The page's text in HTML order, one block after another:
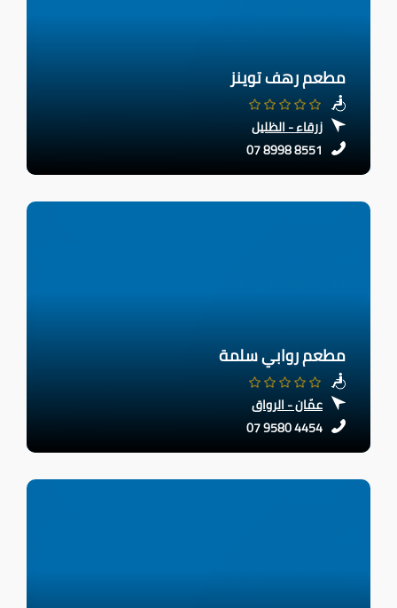
مطعم رهف توينز
زرقاء - الظليل
07 8998 8551
مطعم روابي سلمة
عمّان - الرواق
07 9580 4454